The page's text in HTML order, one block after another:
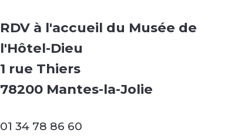
RDV à l'accueil du Musée de
l'Hôtel-Dieu
1 rue Thiers
78200 Mantes-la-Jolie
01 34 78 86 60